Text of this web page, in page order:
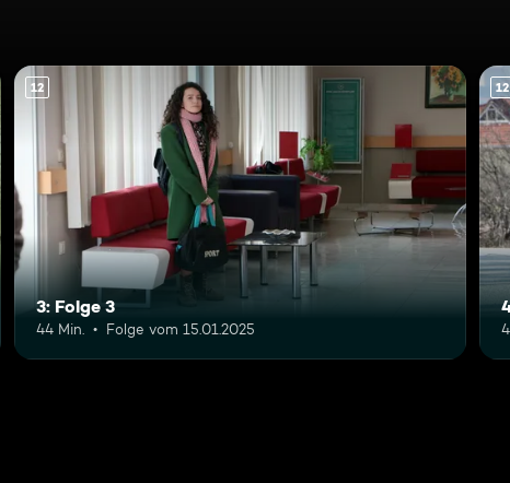
12
3: Folge 3
44 Min. Folge vom 15.01.2025
12